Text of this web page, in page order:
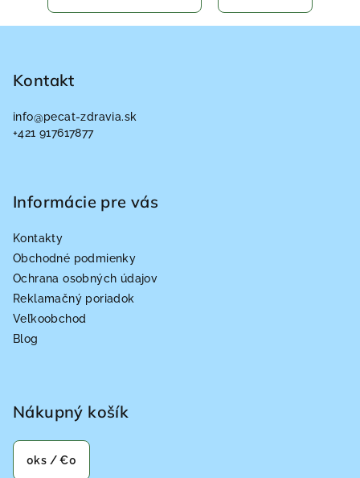
Kontakt
info@pecat-zdravia.sk
+421 917617877
Informácie pre vás
Kontakty
Obchodné podmienky
Ochrana osobných údajov
Reklamačný poriadok
Veľkoobchod
Blog
Nákupný košík
0ks /€0